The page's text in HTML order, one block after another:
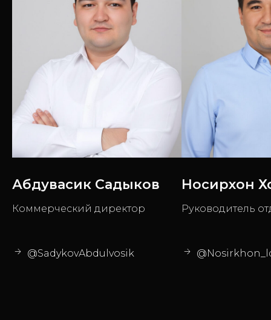
Абдувасик Садыков
Коммерческий директор
@SadykovAbdulvosik
Носирхон
Руководитель